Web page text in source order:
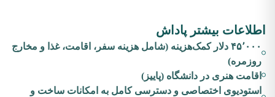
اطلاعات بیشتر پاداش
۴۵٬۰۰۰ دلار کمک‌هزینه (شامل هزینه سفر، اقامت، غذا و مخارج
روزمره)
اقامت هنری در دانشگاه (پاییز)
استودیوی اختصاصی و دسترسی کامل به امکانات ساخت و